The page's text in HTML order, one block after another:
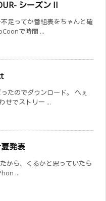
シーズン II
足ってか番組表をちゃんと確
で時間 ...
たのでダウンロード。 へぇ
せでストリー ...
発表
から、くるかと思っていたら
...